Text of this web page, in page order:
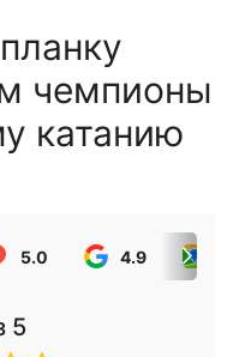
чемпионы
катанию
5.0 4.9
5